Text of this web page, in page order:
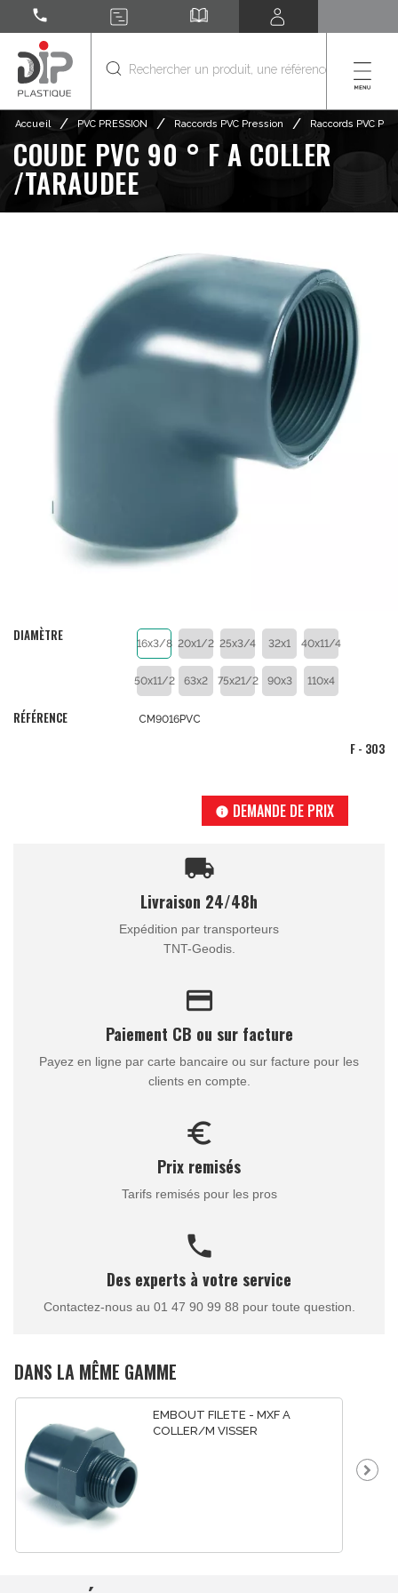
call
Accueil / PVC PRESSION / Raccords PVC Pression / Raccords PVC
COUDE PVC 90 ° F A COLLER
/TARAUDEE
DIAMÈTRE 16x3/8 20x1/2 25x3/4 32x1 40x11/4
50x11/2 63x2 75x21/2 90x3 110x4
RÉFÉRENCE CM9016PVC
F - 303
info DEMANDE DE PRIX
local_shipping
Livraison 24/48h
Expédition par transporteurs
TNT-Geodis.
credit_card
Paiement CB ou sur facture
Payez en ligne par carte bancaire ou sur facture pour les
clients en compte.
euro_symbol
Prix remisés
Tarifs remisés pour les pros
call
Des experts à votre service
Contactez-nous au 01 47 90 99 88 pour toute question.
DANS LA MÊME GAMME
EMBOUT FILETE - MXF A
COLLER/M VISSER